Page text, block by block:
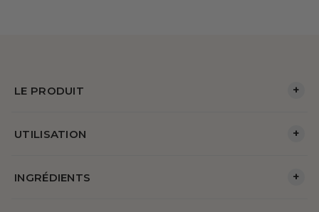
LE PRODUIT +
UTILISATION +
INGRÉDIENTS +